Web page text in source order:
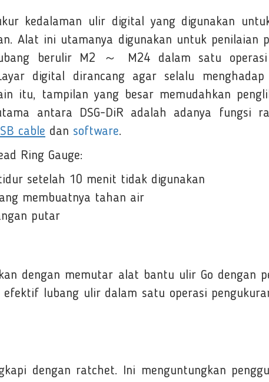
kedalaman ulir digital yang digunakan
Alat ini utamanya digunakan untuk penilaian
berulir M2 ～ M24 dalam satu operasi
digital dirancang agar selalu menghadap
itu, tampilan yang besar memudahkan
antara DSG-DiR adalah adanya fungsi
cable dan software.
Ring Gauge:
setelah 10 menit tidak digunakan
membuatnya tahan air
putar
dengan memutar alat bantu ulir Go dengan
lubang ulir dalam satu operasi
dengan ratchet. Ini menguntungkan